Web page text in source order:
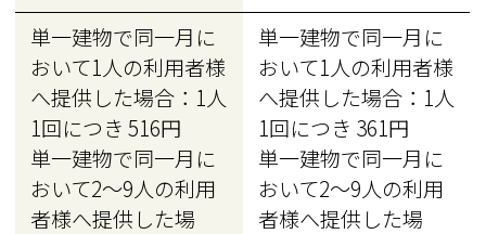
単一建物で同一月に
おいて1人の利用者様
へ提供した場合：1人
1回につき 516円
単一建物で同一月に
おいて2〜9人の利用
者様へ提供した場
単一建物で同一月に
おいて1人の利用者様
へ提供した場合：1人
1回につき 361円
単一建物で同一月に
おいて2〜9人の利用
者様へ提供した場